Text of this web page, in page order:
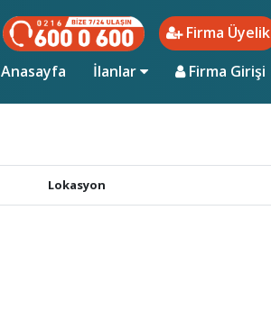
Firma Üyelik
Anasayfa (current)
İlanlar Firma Girişi
Lokasyon